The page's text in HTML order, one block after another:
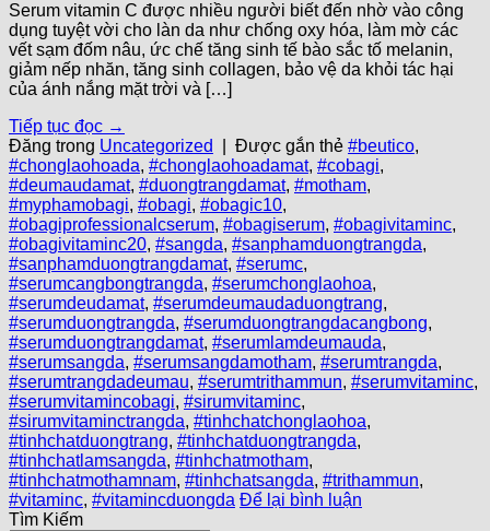
Serum vitamin C được nhiều người biết đến nhờ vào công
dụng tuyệt vời cho làn da như chống oxy hóa, làm mờ các
vết sạm đốm nâu, ức chế tăng sinh tế bào sắc tố melanin,
giảm nếp nhăn, tăng sinh collagen, bảo vệ da khỏi tác hại
của ánh nắng mặt trời và […]
Tiếp tục đọc →
Đăng trong Uncategorized Được gắn thẻ #beutico,
#chonglaohoada, #chonglaohoadamat, #cobagi,
#deumaudamat, #duongtrangdamat, #motham,
#myphamobagi, #obagi, #obagic10,
#obagiprofessionalcserum, #obagiserum, #obagivitaminc,
#obagivitaminc20, #sangda, #sanphamduongtrangda,
#sanphamduongtrangdamat, #serumc,
#serumcangbongtrangda, #serumchonglaohoa,
#serumdeudamat, #serumdeumaudaduongtrang,
#serumduongtrangda, #serumduongtrangdacangbong,
#serumduongtrangdamat, #serumlamdeumauda,
#serumsangda, #serumsangdamotham, #serumtrangda,
#serumtrangdadeumau, #serumtrithammun, #serumvitaminc,
#serumvitamincobagi, #sirumvitaminc,
#sirumvitaminctrangda, #tinhchatchonglaohoa,
#tinhchatduongtrang, #tinhchatduongtrangda,
#tinhchatlamsangda, #tinhchatmotham,
#tinhchatmothamnam, #tinhchatsangda, #trithammun,
#vitaminc, #vitamincduongda Để lại bình luận
Tìm Kiếm